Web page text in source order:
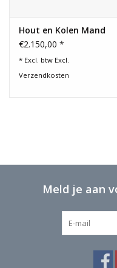
Hout en Kolen Mand
€2.150,00 *
* Excl. btw Excl.
Verzendkosten
Meld je aan